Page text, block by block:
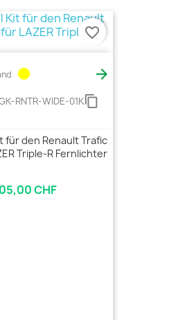
circle 
RNTR-WIDE-01Kcontent_copy
für den Renault Trafic
Triple-R Fernlichter
CHF
favorite_border